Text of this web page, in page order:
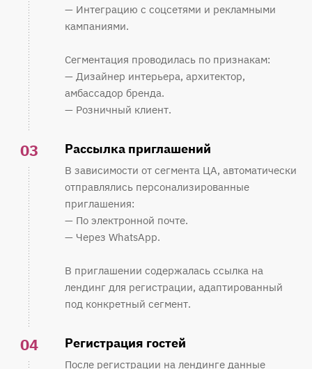
— Интеграцию с соцсетями и рекламными
кампаниями.
Сегментация проводилась по признакам:
— Дизайнер интерьера, архитектор,
амбассадор бренда.
— Розничный клиент.
03 Рассылка приглашений
В зависимости от сегмента ЦА, автоматически
отправлялись персонализированные
приглашения:
— По электронной почте.
— Через WhatsApp.
В приглашении содержалась ссылка на
лендинг для регистрации, адаптированный
под конкретный сегмент.
04 Регистрация гостей
После регистрации на лендинге данные